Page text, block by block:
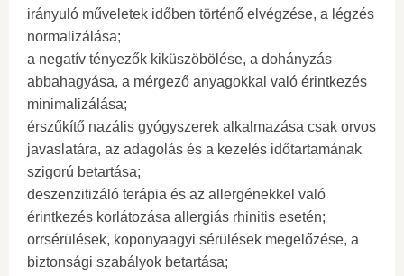
irányuló műveletek időben történő elvégzése, a légzés
normalizálása;
a negatív tényezők kiküszöbölése, a dohányzás
abbahagyása, a mérgező anyagokkal való érintkezés
minimalizálása;
érszűkítő nazális gyógyszerek alkalmazása csak orvos
javaslatára, az adagolás és a kezelés időtartamának
szigorú betartása;
deszenzitizáló terápia és az allergénekkel való
érintkezés korlátozása allergiás rhinitis esetén;
orrsérülések, koponyaagyi sérülések megelőzése, a
biztonsági szabályok betartása;